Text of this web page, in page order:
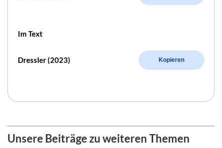
Im Text
Dressler (2023) Kopieren
Unsere Beiträge zu weiteren Themen